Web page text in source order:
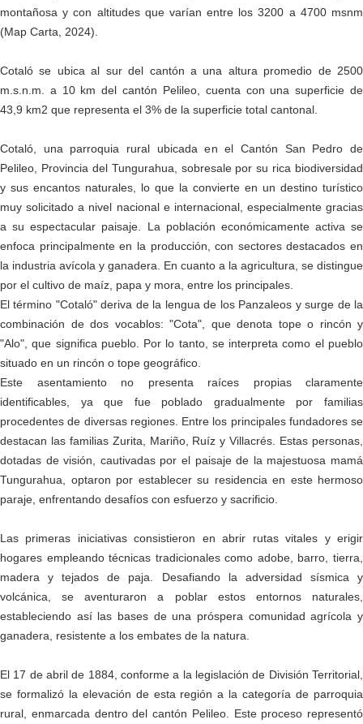
montañosa y con altitudes que varían entre los 3200 a 4700 msnm
(Map Carta, 2024).
Cotaló se ubica al sur del cantón a una altura promedio de 2500
m.s.n.m. a 10 km del cantón Pelileo, cuenta con una superficie de
43,9 km2 que representa el 3% de la superficie total cantonal.
Cotaló, una parroquia rural ubicada en el Cantón San Pedro de
Pelileo, Provincia del Tungurahua, sobresale por su rica biodiversidad
y sus encantos naturales, lo que la convierte en un destino turístico
muy solicitado a nivel nacional e internacional, especialmente gracias
a su espectacular paisaje. La población económicamente activa se
enfoca principalmente en la producción, con sectores destacados en
la industria avícola y ganadera. En cuanto a la agricultura, se distingue
por el cultivo de maíz, papa y mora, entre los principales.
El término "Cotaló" deriva de la lengua de los Panzaleos y surge de la
combinación de dos vocablos: "Cota", que denota tope o rincón y
"Alo", que significa pueblo. Por lo tanto, se interpreta como el pueblo
situado en un rincón o tope geográfico.
Este asentamiento no presenta raíces propias claramente
identificables, ya que fue poblado gradualmente por familias
procedentes de diversas regiones. Entre los principales fundadores se
destacan las familias Zurita, Mariño, Ruíz y Villacrés. Estas personas,
dotadas de visión, cautivadas por el paisaje de la majestuosa mamá
Tungurahua, optaron por establecer su residencia en este hermoso
paraje, enfrentando desafíos con esfuerzo y sacrificio.
Las primeras iniciativas consistieron en abrir rutas vitales y erigir
hogares empleando técnicas tradicionales como adobe, barro, tierra,
madera y tejados de paja. Desafiando la adversidad sísmica y
volcánica, se aventuraron a poblar estos entornos naturales,
estableciendo así las bases de una próspera comunidad agrícola y
ganadera, resistente a los embates de la natura.
El 17 de abril de 1884, conforme a la legislación de División Territorial,
se formalizó la elevación de esta región a la categoría de parroquia
rural, enmarcada dentro del cantón Pelileo. Este proceso representó